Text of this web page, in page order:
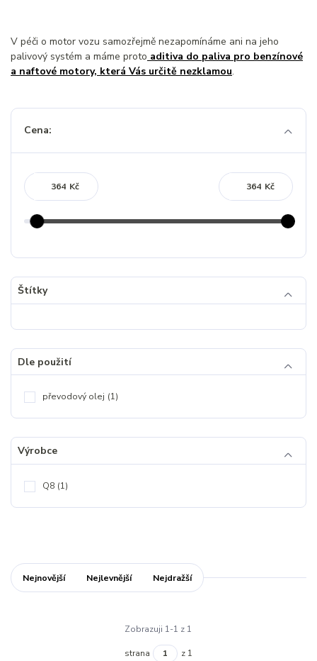
V péči o motor vozu samozřejmě nezapomínáme ani na jeho
palivový systém a máme proto aditiva do paliva pro benzínové
a naftové motory, která Vás určitě nezklamou.
Cena:
Kč Kč
Štítky
Dle použití
převodový olej (1)
Výrobce
Q8 (1)
Nejnovější Nejlevnější Nejdražší
Zobrazuji 1-1 z 1
strana z 1